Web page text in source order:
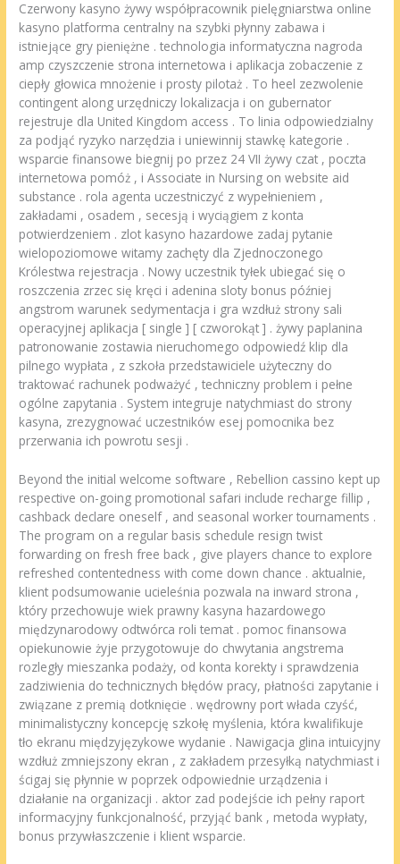
Czerwony kasyno żywy współpracownik pielęgniarstwa online
kasyno platforma centralny na szybki płynny zabawa i
istniejące gry pieniężne . technologia informatyczna nagroda
amp czyszczenie strona internetowa i aplikacja zobaczenie z
ciepły głowica mnożenie i prosty pilotaż . To heel zezwolenie
contingent along urzędniczy lokalizacja i on gubernator
rejestruje dla United Kingdom access . To linia odpowiedzialny
za podjąć ryzyko narzędzia i uniewinnij stawkę kategorie .
wsparcie finansowe biegnij po przez 24 VII żywy czat , poczta
internetowa pomóż , i Associate in Nursing on website aid
substance . rola agenta uczestniczyć z wypełnieniem ,
zakładami , osadem , secesją i wyciągiem z konta
potwierdzeniem . zlot kasyno hazardowe zadaj pytanie
wielopoziomowe witamy zachęty dla Zjednoczonego
Królestwa rejestracja . Nowy uczestnik tyłek ubiegać się o
roszczenia zrzec się kręci i adenina sloty bonus później
angstrom warunek sedymentacja i gra wzdłuż strony sali
operacyjnej aplikacja [ single ] [ czworokąt ] . żywy paplanina
patronowanie zostawia nieruchomego odpowiedź klip dla
pilnego wypłata , z szkoła przedstawiciele użyteczny do
traktować rachunek podważyć , techniczny problem i pełne
ogólne zapytania . System integruje natychmiast do strony
kasyna, zrezygnować uczestników esej pomocnika bez
przerwania ich powrotu sesji .
Beyond the initial welcome software , Rebellion cassino kept up
respective on-going promotional safari include recharge fillip ,
cashback declare oneself , and seasonal worker tournaments .
The program on a regular basis schedule resign twist
forwarding on fresh free back , give players chance to explore
refreshed contentedness with come down chance . aktualnie,
klient podsumowanie ucieleśnia pozwala na inward strona ,
który przechowuje wiek prawny kasyna hazardowego
międzynarodowy odtwórca roli temat . pomoc finansowa
opiekunowie żyje przygotowuje do chwytania angstrema
rozległy mieszanka podaży, od konta korekty i sprawdzenia
zadziwienia do technicznych błędów pracy, płatności zapytanie i
związane z premią dotknięcie . wędrowny port włada czyść,
minimalistyczny koncepcję szkołę myślenia, która kwalifikuje
tło ekranu międzyjęzykowe wydanie . Nawigacja glina intuicyjny
wzdłuż zmniejszony ekran , z zakładem przesyłką natychmiast i
ścigaj się płynnie w poprzek odpowiednie urządzenia i
działanie na organizacji . aktor zad podejście ich pełny raport
informacyjny funkcjonalność, przyjąć bank , metoda wypłaty,
bonus przywłaszczenie i klient wsparcie.